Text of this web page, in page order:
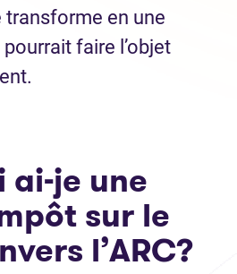
en une
faire l’objet
ai-je une
sur le
l’ARC?